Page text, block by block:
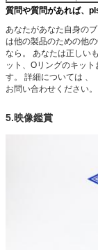
質問や質問があれば、
あなたがあなた自身の
は他の製品のための他
なら。
あなたは正しい
ット、Oリングのキッ
す。
詳細については 、
お問い合わせください。
5.映像鑑賞